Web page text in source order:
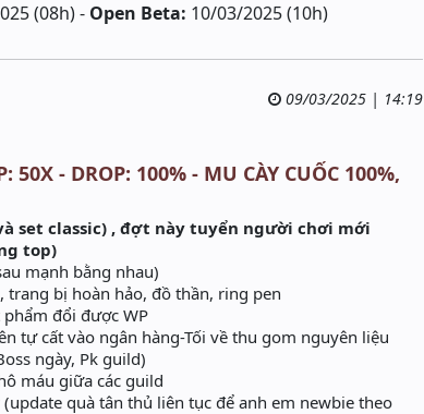
(08h) - Open Beta: 10/03/2025 (10h)
09/03/2025 | 14:19
50X - DROP: 100% - MU CÀY CUỐC 100%,
set classic) , đợt này tuyển người chơi mới
top)
mạnh bằng nhau)
bị hoàn hảo, đồ thần, ring pen
đổi được WP
tự cất vào ngân hàng-Tối về thu gom nguyên liệu
ngày, Pk guild)
máu giữa các guild
quà tân thủ liên tục để anh em newbie theo